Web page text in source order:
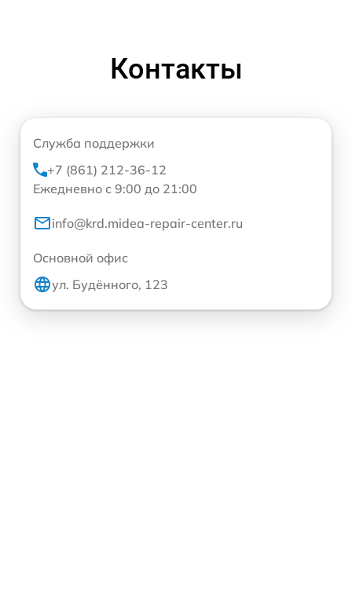
Контакты
Служба поддержки
+7 (861) 212-36-12
Ежедневно с 9:00 до 21:00
info@krd.midea-repair-center.ru
Основной офис
ул. Будённого, 123